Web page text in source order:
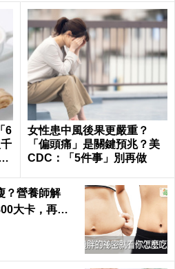
6
女性患中風後果更嚴重？
「偏頭痛」是關鍵預兆？美
CDC：「5件事」別再做
？營養師解
大卡，再也